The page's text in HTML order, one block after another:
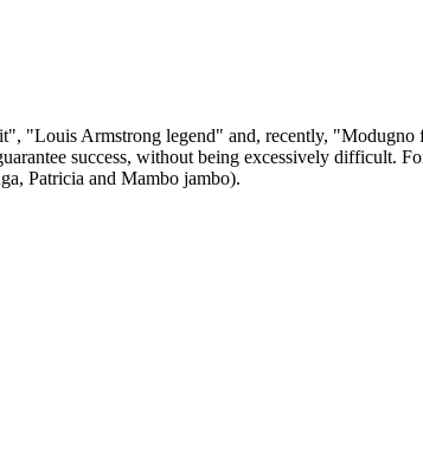
"Louis Armstrong legend" and, recently,
success, without being excessively difficult.
Patricia and Mambo jambo).